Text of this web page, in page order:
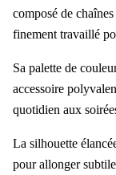
composé de
finement travaillé
Sa palette de
accessoire
quotidien aux
La silhouette
pour allonger